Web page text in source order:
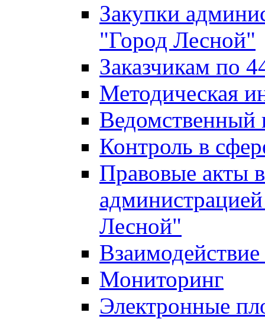
Закупки
"Город Лесной"
Заказчикам по
Методическая
Ведомственный
Контроль в
Правовые акты
Лесной"
Мониторинг
Электронные